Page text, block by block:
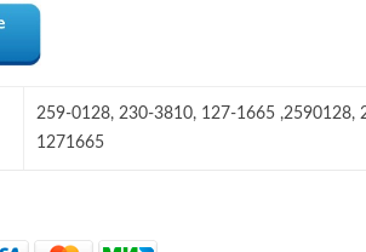
259-0128, 230-3810, 127-1665 ,2590128,
1271665